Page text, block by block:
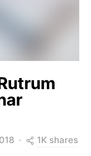
1K shares